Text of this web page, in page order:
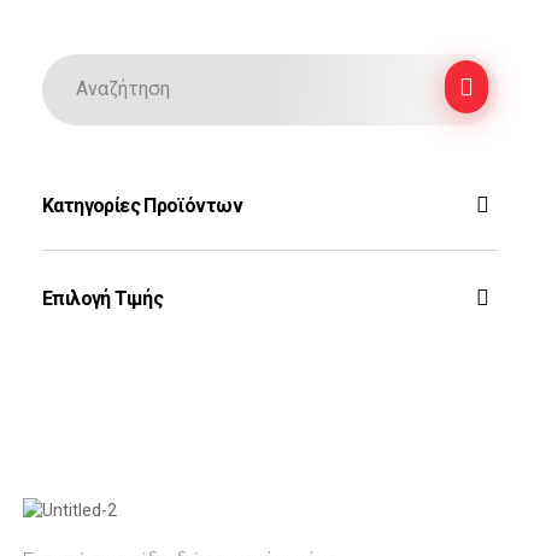
Κατηγορίες Προϊόντων
Ζεύς
Mirage 2000
Spitfire MJ755
Επιλογή Τιμής